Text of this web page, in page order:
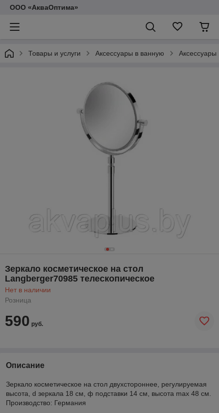
ООО «АкваОптима»
Товары и услуги Аксессуары в ванную
Зеркало косметическое на стол
Langberger70985 телескопическое
Нет в наличии
Розница
590 руб.
Описание
Зеркало косметическое на стол двухстороннее, регулируемая
высота, d зеркала 18 см, ф подставки 14 см, высота max 48 см.
Производство: Германия